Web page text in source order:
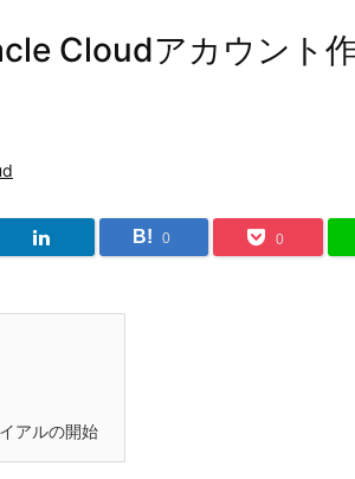
Cloudアカウント
B! 0 0
アルの開始